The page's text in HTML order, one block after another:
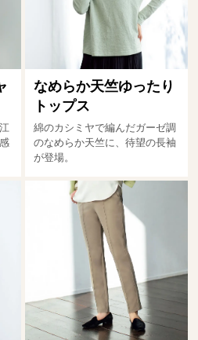
なめらか天竺ゆったり
トップス
綿のカシミヤで編んだガーゼ調
のなめらか天竺に、待望の長袖
が登場。